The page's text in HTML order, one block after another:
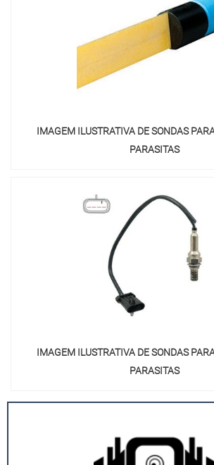
IMAGEM ILUSTRATIVA DE SONDAS
PARASITAS
IMAGEM ILUSTRATIVA DE SONDAS
PARASITAS